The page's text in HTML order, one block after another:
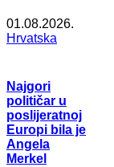
01.08.2026.
Hrvatska
Najgori
političar u
poslijeratnoj
Europi bila je
Angela
Merkel